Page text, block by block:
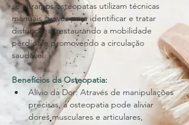
se curar, os osteopatas utilizam técnicas
manuais suaves para identificar e tratar
disfunções, restaurando a mobilidade
perdida e promovendo a circulação
saudável.
Benefícios da Osteopatia:
Alívio da Dor: Através de manipulações
precisas, a osteopatia pode aliviar
dores musculares e articulares,